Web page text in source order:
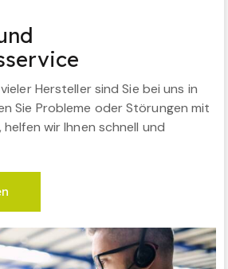
Hersteller sind Sie bei uns in
Sie Probleme oder Störungen mit
wir Ihnen schnell und